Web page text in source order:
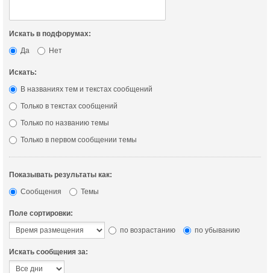
Искать в подфорумах:
Да
Нет
Искать:
В названиях тем и текстах сообщений
Только в текстах сообщений
Только по названию темы
Только в первом сообщении темы
Показывать результаты как:
Сообщения
Темы
Поле сортировки:
по возрастанию
по убыванию
Искать сообщения за: